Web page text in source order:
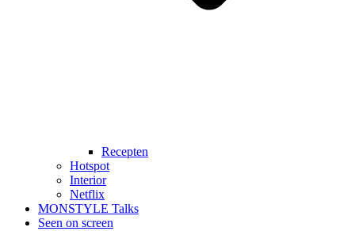
Recepten
Hotspot
Interior
Netflix
MONSTYLE Talks
Seen on screen